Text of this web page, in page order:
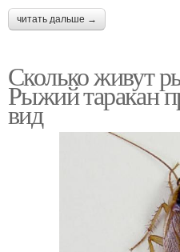
читать дальше →
Сколько живут
Рыжий таракан
вид